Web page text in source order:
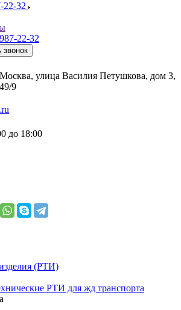
22-32
22-32
звонок
улица Василия Петушкова, дом 3,
9
до 18:00
(РТИ)
РТИ для жд транспорта